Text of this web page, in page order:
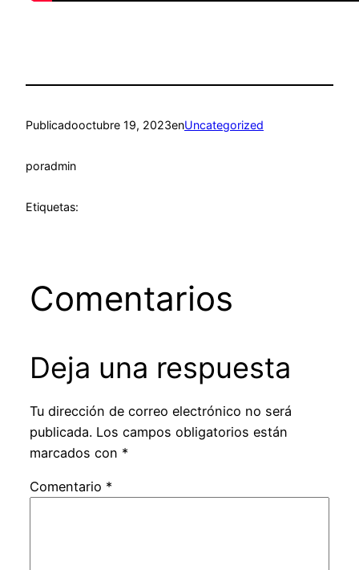
Publicadooctubre 19, 2023enUncategorized
poradmin
Etiquetas:
Comentarios
Deja una respuesta
Tu dirección de correo electrónico no será
publicada. Los campos obligatorios están
marcados con *
Comentario *